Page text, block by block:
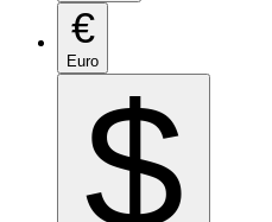
€
Euro
$